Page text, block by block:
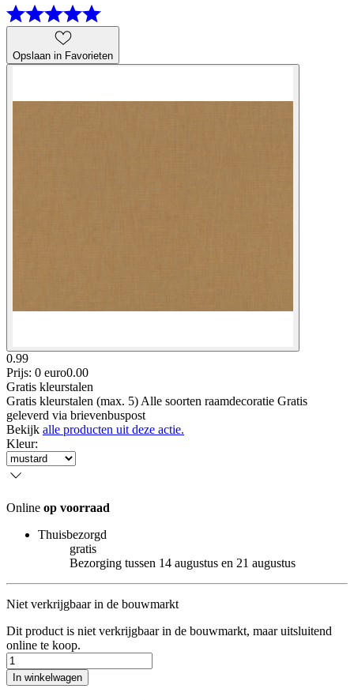
Opslaan in Favorieten
0.99
Prijs: 0 euro0.00
Gratis kleurstalen
Gratis kleurstalen (max. 5) Alle soorten raamdecoratie Gratis
geleverd via brievenbuspost
Bekijk alle producten uit deze actie.
Kleur:
Online op voorraad
Thuisbezorgd
gratis
Bezorging tussen 14 augustus en 21 augustus
Niet verkrijgbaar in de bouwmarkt
Dit product is niet verkrijgbaar in de bouwmarkt, maar uitsluitend
online te koop.
In winkelwagen